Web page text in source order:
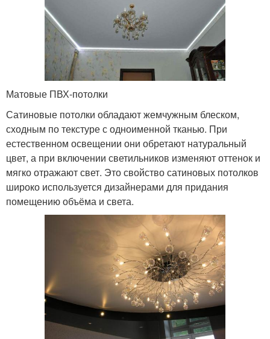
Матовые ПВХ-потолки
Сатиновые потолки обладают жемчужным блеском,
сходным по текстуре с одноименной тканью. При
естественном освещении они обретают натуральный
цвет, а при включении светильников изменяют оттенок и
мягко отражают свет. Это свойство сатиновых потолков
широко используется дизайнерами для придания
помещению объёма и света.